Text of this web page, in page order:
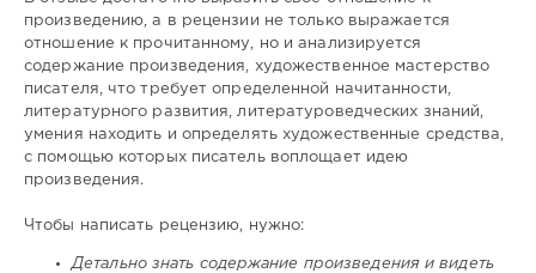
произведению, а в рецензии не только выражается
отношение к прочитанному, но и анализируется
содержание произведения, художественное мастерство
писателя, что требует определенной начитанности,
литературного развития, литературоведческих знаний,
умения находить и определять художественные средства,
с помощью которых писатель воплощает идею
произведения.
Чтобы написать рецензию, нужно:
Детально знать содержание произведения и видеть